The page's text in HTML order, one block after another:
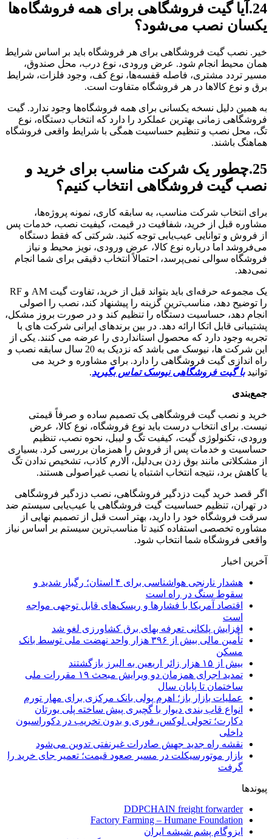
24.آیا گیت فروشگاهی برای همه فروشگاه‌ها
یکسان نصب می‌شود؟
خیر. نصب گیت فروشگاهی برای هر فروشگاه باید بر اساس شرایط
همان محیط انجام شود. عرض ورودی، نوع درب، محل صندوق،
مسیر تردد مشتری، فاصله قفسه‌ها، نوع کف، وجود فلزات، شرایط
برق و نوع کالاها در هر فروشگاه متفاوت است.
به همین دلیل نسخه یکسانی برای همه فروشگاه‌ها وجود ندارد. گیت
فروشگاهی زمانی بهترین عملکرد را دارد که انتخاب دستگاه، نوع
تگ، محل نصب و تنظیم حساسیت همگی با شرایط واقعی فروشگاه
هماهنگ باشند.
25.چطور یک شرکت مناسب برای خرید و
نصب گیت فروشگاهی انتخاب کنیم؟
برای انتخاب شرکت مناسب، به سابقه کاری، نمونه پروژه‌ها،
مشاوره قبل از خرید، شفافیت در قیمت، کیفیت نصب، خدمات پس
از فروش و توانایی عیب‌یابی توجه کنید. شرکتی که فقط دستگاه
می‌فروشد اما درباره نوع کالا، عرض ورودی، نویز محیط و نیاز
فروشگاه سوالی نمی‌پرسد، احتمالاً انتخاب دقیقی برای شما انجام
نمی‌دهد.
یک مجموعه حرفه‌ای باید بتواند قبل از خرید، تفاوت گیت AM و RF
را توضیح دهد، مناسب‌ترین گزینه را پیشنهاد کند، نصب را اصولی
انجام دهد، حساسیت دستگاه را تنظیم کند و در صورت بروز مشکل،
پشتیبانی قابل اتکا ارائه دهد. در بین برندهای ایرانی شرکت های با
تجربه وجود دارد که محصول استانداردی را عرضه می کنند. یکی از
این شرکت ها، نیوسک می باشد که نزدیک به 20 سال سابقه نصب و
راه اندازی گیت فروشگاهی را دارد. برای مشاوره و خرید می
توانیدبا گیت فروشگاهی نیوسک تماس بگیرید.
جمعبندی
خرید و نصب گیت فروشگاهی یک تصمیم ساده و صرفاً قیمتی
نیست. برای انتخاب درست باید نوع فروشگاه، نوع کالا، عرض
ورودی، تکنولوژی گیت، کیفیت تگ و لیبل، نحوه نصب، تنظیم
حساسیت و خدمات پس از فروش را همزمان بررسی کرد. بسیاری
از مشکلاتی مانند بوق زدن بی‌دلیل، آلارم کاذب، تشخیص ندادن تگ
یا کاهش برد، نتیجه انتخاب اشتباه یا نصب غیراصولی هستند.
اگر قصد خرید گیت دزدگیر فروشگاهی، نصب دزدگیر فروشگاهی
در تهران، تنظیم حساسیت گیت فروشگاهی یا عیب‌یابی سیستم ضد
سرقت فروشگاه خود را دارید، بهتر است قبل از تصمیم نهایی از
مشاوره تخصصی استفاده کنید تا مناسب‌ترین سیستم بر اساس نیاز
واقعی فروشگاه شما انتخاب شود.
آخرین اخبار
هشدار نارنجی هواشناسی برای ۴ استان؛ رگبار شدید و
سقوط سنگ در راه است
اقتصاد آمریکا با فشارها و ریسک‌های قابل توجهی مواجه
است
افزایش پلکانی تعرفه بهای برق کشاورزی لغو شد
تأمین مالی بیش از ۳۹۶ هزار واحد نهضت ملی توسط بانک
مسکن
بیش از ۱۵ هزار زائر اربعین به البرز بازگشتند
تمدید اجرای همزمان دو ویرایش مبحث ۱۹ مقررات ملی
ساختمان تا پایان سال
عملیات بازار باز؛ اهرم پولی بانک مرکزی برای مهار تورم
انواع قاب بندی دیوار با گچبری پیش ساخته پلی یورتان
دکارت؛ تحولی لوکس، فوری و بدون تخریب در دکوراسیون
داخلی
نقشه راه جدید جهش صادرات غیرنفتی تدوین می‌شود
بازار موتورسیکلت در مسیر صعود قیمت؛ تعمیر جای خرید را
گرفت
پیوندها
DDPCHAIN freight forwarder
Factory Farming – Humane Foundation
ایزوگام پشم شیشه ایران